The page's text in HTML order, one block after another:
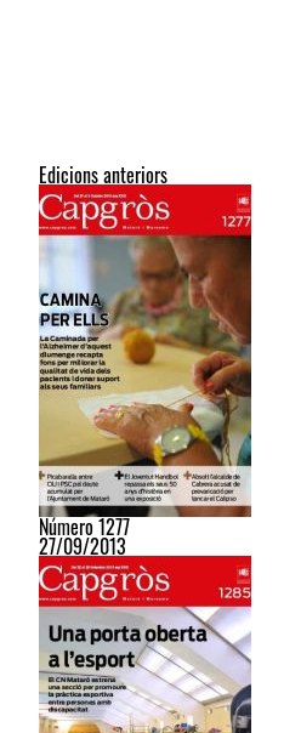
Edicions anteriors
Número 1277
27/09/2013